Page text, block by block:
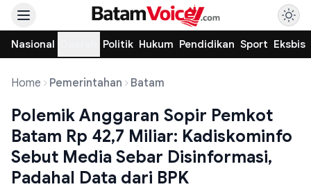
Nasional Politik Hukum Pendidikan Sport Eksbis
Home Pemerintahan Batam
Polemik Anggaran Sopir Pemkot
Batam Rp 42,7 Miliar: Kadiskominfo
Sebut Media Sebar Disinformasi,
Padahal Data dari BPK